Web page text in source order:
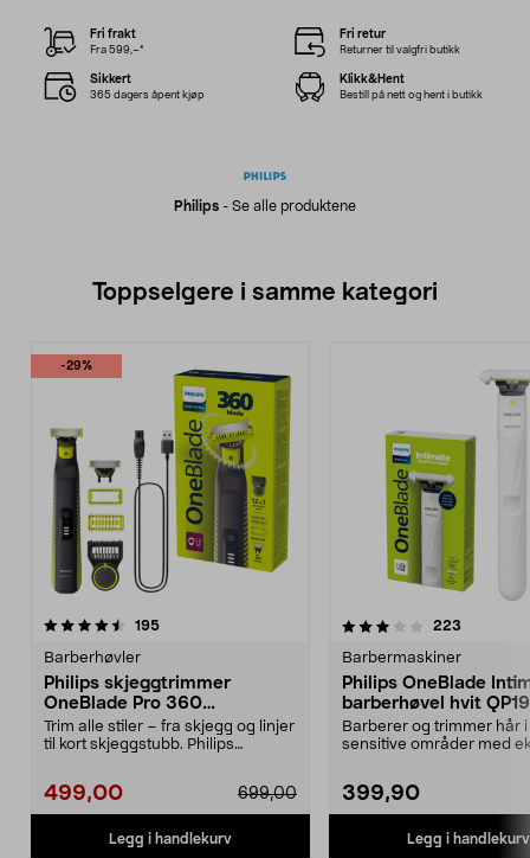
Philips - Se alle produktene
Fri frakt
Fra 599,–*
Fri retur
Returner til valgfri butikk
Sikkert
365 dagers åpent kjøp
Klikk&Hent
Bestill på nett og hent i butikk
Toppselgere i samme kategori
-29%
195anmeldelser
Barberhøvler
Philips skjeggtrimmer
OneBlade Pro 360
QP6507/23
Trim alle stiler – fra skjegg og linjer
til kort skjeggstubb. Philips
499,00 699,00
Legg i handlekurv
3.5 av 5 stjerner 223
Barbermaskiner
Philips OneBlade
barberhøvel hvit
Barberer og trimmer hår i
sensitive områder med
399,90
Legg i handlekurv
4.0 av 5 stjerner